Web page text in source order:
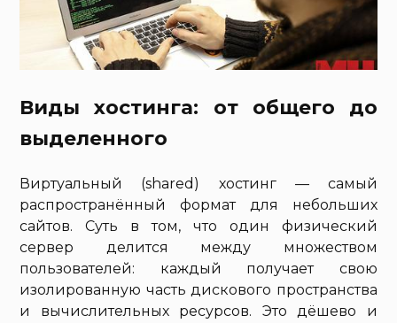
Виды хостинга: от общего до
выделенного
Виртуальный (shared) хостинг — самый
распространённый формат для небольших
сайтов. Суть в том, что один физический
сервер делится между множеством
пользователей: каждый получает свою
изолированную часть дискового пространства
и вычислительных ресурсов. Это дёшево и